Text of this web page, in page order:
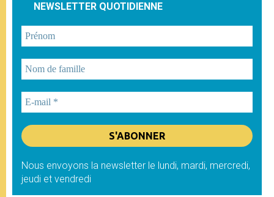
NEWSLETTER QUOTIDIENNE
Nous envoyons la newsletter le lundi, mardi, mercredi,
jeudi et vendredi